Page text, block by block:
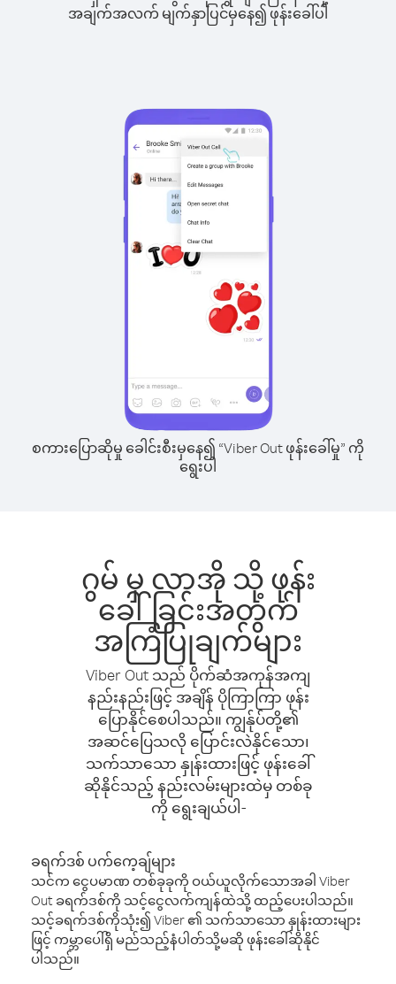
အချက်အလက် မျက်နှာပြင်မှနေ၍ ဖုန်းခေါ်ပါ
စကားပြောဆိုမှု ခေါင်းစီးမှနေ၍ “Viber Out ဖုန်းခေါ်မှု” ကို
ရွေးပါ
ဂွမ် မှ လာအို သို့ ဖုန်း
ခေါ်ခြင်းအတွက်
အကြံပြုချက်များ
Viber Out သည် ပိုက်ဆံအကုန်အကျ
နည်းနည်းဖြင့် အချိန် ပိုကြာကြာ ဖုန်း
ပြောနိုင်စေပါသည်။ ကျွန်ုပ်တို့၏
အဆင်ပြေသလို ပြောင်းလဲနိုင်သော၊
သက်သာသော နှုန်းထားဖြင့် ဖုန်းခေါ်
ဆိုနိုင်သည့် နည်းလမ်းများထဲမှ တစ်ခု
ကို ရွေးချယ်ပါ-
ခရက်ဒစ် ပက်ကေ့ချ်များ
သင်က ငွေပမာဏ တစ်ခုခုကို ဝယ်ယူလိုက်သောအခါ Viber
Out ခရက်ဒစ်ကို သင့်ငွေလက်ကျန်ထဲသို့ ထည့်ပေးပါသည်။
သင့်ခရက်ဒစ်ကိုသုံး၍ Viber ၏ သက်သာသော နှုန်းထားများ
ဖြင့် ကမ္ဘာပေါ်ရှိ မည်သည့်နံပါတ်သို့မဆို ဖုန်းခေါ်ဆိုနိုင်
ပါသည်။